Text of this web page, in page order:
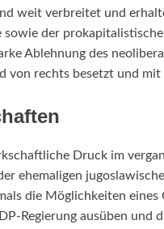
weit verbreitet und
sowie der
Ablehnung des
von rechts besetzt und
Druck im
ehemaligen
die Möglichkeiten eines
Regierung ausüben